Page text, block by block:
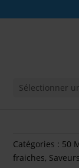
Sélectionner
Catégories : 50
fraiches,